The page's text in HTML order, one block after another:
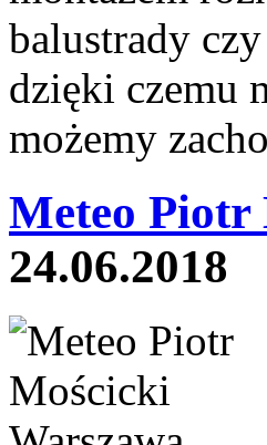
balustrady
dzięki czemu
możemy
Meteo Piotr
24.06.2018